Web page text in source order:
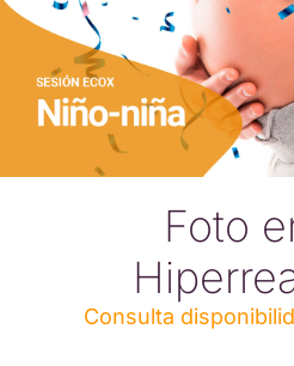
Foto
Consulta